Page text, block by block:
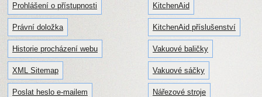
Prohlášení o přístupnosti
Právní doložka
Historie procházení webu
XML Sitemap
Poslat heslo e-mailem
KitchenAid
KitchenAid příslušenství
Vakuové baličky
Vakuové sáčky
Nářezové stroje